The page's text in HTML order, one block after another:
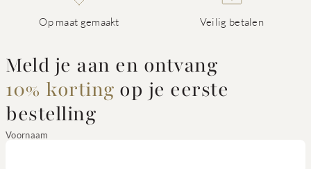
Op maat gemaakt Veilig betalen
Meld je aan en ontvang
10% korting op je eerste
bestelling
Voornaam